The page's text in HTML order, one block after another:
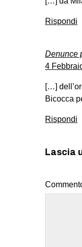
Rispondi
Denunce
4
[…]
Bicocca
Rispondi
Lascia